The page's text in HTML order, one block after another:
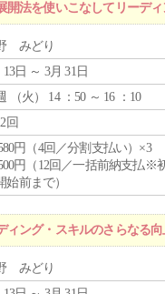
法を使いこなしてリーディ
みどり
13日 ～ 3月 31日
（火 ） 14 ：50 ～ 16 ：10
回
円（4回／分割支払い）×3
円（12回／一括前納支払※
始前まで）
ング・スキルのさらなる
みどり